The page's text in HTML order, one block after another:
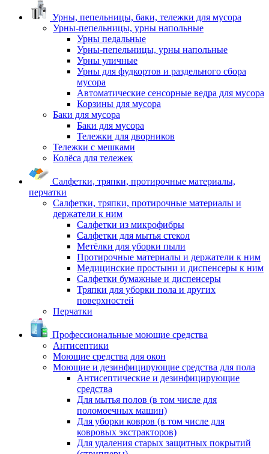
Урны, пепельницы, баки, тележки для мусора
Урны-пепельницы, урны напольные
Урны педальные
Урны-пепельницы, урны напольные
Урны уличные
Урны для фудкортов и раздельного сбора
мусора
Автоматические сенсорные ведра для мусора
Корзины для мусора
Баки для мусора
Баки для мусора
Тележки для дворников
Тележки с мешками
Колёса для тележек
Салфетки, тряпки, протирочные материалы,
перчатки
Салфетки, тряпки, протирочные материалы и
держатели к ним
Салфетки из микрофибры
Салфетки для мытья стекол
Метёлки для уборки пыли
Протирочные материалы и держатели к ним
Медицинские простыни и диспенсеры к ним
Салфетки бумажные и диспенсеры
Тряпки для уборки пола и других
поверхностей
Перчатки
Профессиональные моющие средства
Антисептики
Моющие средства для окон
Моющие и дезинфицирующие средства для пола
Антисептические и дезинфицирующие
средства
Для мытья полов (в том числе для
поломоечных машин)
Для уборки ковров (в том числе для
ковровых экстракторов)
Для удаления старых защитных покрытий